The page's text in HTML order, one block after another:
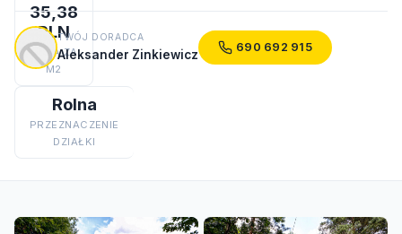
35,38
PLN
CENA ZA
M2
Rolna
PRZEZNACZENIE
DZIAŁKI
TWÓJ DORADCA
Aleksander Zinkiewicz 690 692 915